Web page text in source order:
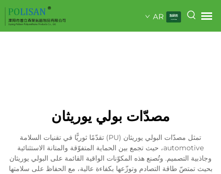
AR
مصدّات بولي يوريثان
تمثل مصدّات البولي يوريثان (PU) تقدّمًا ثوريًّا في تقنيات السلامة
automotive، حيث تجمع بين الحماية المتفوّقة والمتانة الاستثنائية
وجاذبية التصميم. وتُصنع هذه المكوّنات الواقية القائمة على البولي يوريثان
بحيث تمتصّ طاقة التصادم وتوزّعها بكفاءة عالية، مع الحفاظ على سلامتها